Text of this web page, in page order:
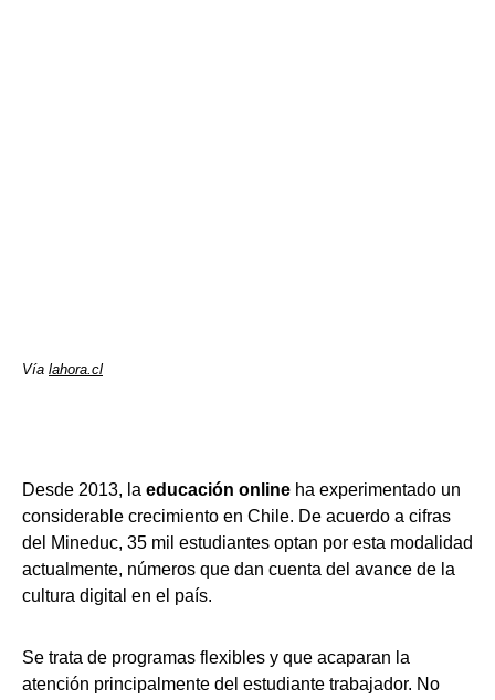
Vía lahora.cl
Desde 2013, la educación online ha experimentado un
considerable crecimiento en Chile. De acuerdo a cifras
del Mineduc, 35 mil estudiantes optan por esta modalidad
actualmente, números que dan cuenta del avance de la
cultura digital en el país.
Se trata de programas flexibles y que acaparan la
atención principalmente del estudiante trabajador. No